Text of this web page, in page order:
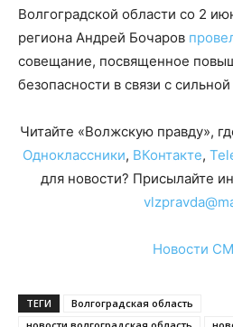
Волгоградской области со 2
региона Андрей Бочаров
совещание, посвященное
безопасности в связи с
Читайте «Волжскую правду»,
Одноклассники, ВКонтакте,
для новости? Присылайте
Новости
ТЕГИ
Волгоградская область